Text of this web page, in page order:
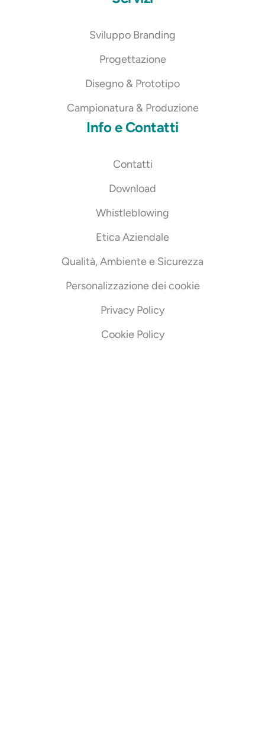
Sviluppo Branding
Progettazione
Disegno & Prototipo
Campionatura & Produzione
Info e Contatti
Contatti
Download
Whistleblowing
Etica Aziendale
Qualità, Ambiente e Sicurezza
Personalizzazione dei cookie
Privacy Policy
Cookie Policy